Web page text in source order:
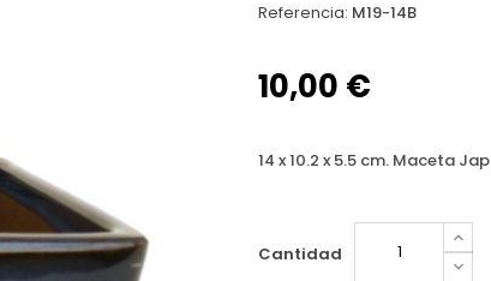
Referencia: M19-14B
10,00 €
14 x 10.2 x 5.5 cm. Maceta
Cantidad